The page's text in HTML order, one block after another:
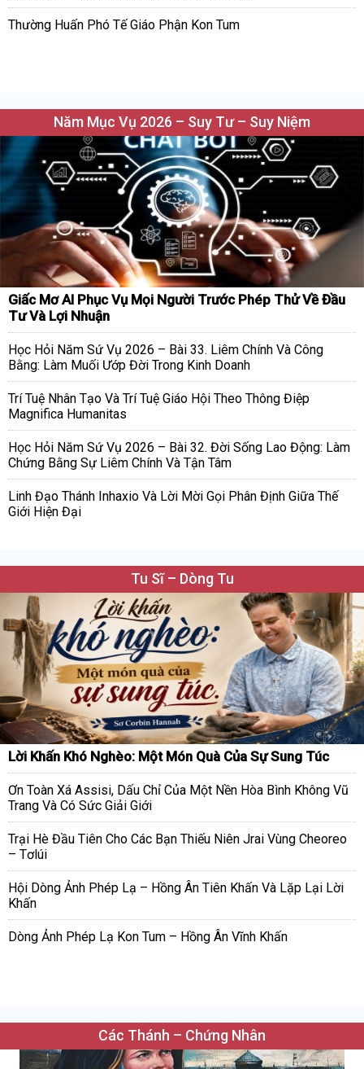
Thường Huấn Phó Tế Giáo Phận Kon Tum
Năm Mục Vụ 2026 – Suy Tư – Suy Niệm
Giấc Mơ AI Phục Vụ Mọi Người Trước Phép Thử Về Đầu
Tư Và Lợi Nhuận
Học Hỏi Năm Sứ Vụ 2026 – Bài 33. Liêm Chính Và Công
Bằng: Làm Muối Ướp Đời Trong Kinh Doanh
Trí Tuệ Nhân Tạo Và Trí Tuệ Giáo Hội Theo Thông Điệp
Magnifica Humanitas
Học Hỏi Năm Sứ Vụ 2026 – Bài 32. Đời Sống Lao Động: Làm
Chứng Bằng Sự Liêm Chính Và Tận Tâm
Linh Đạo Thánh Inhaxio Và Lời Mời Gọi Phân Định Giữa Thế
Giới Hiện Đại
Tu Sĩ – Dòng Tu
Lời Khấn Khó Nghèo: Một Món Quà Của Sự Sung Túc
Ơn Toàn Xá Assisi, Dấu Chỉ Của Một Nền Hòa Bình Không Vũ
Trang Và Có Sức Giải Giới
Trại Hè Đầu Tiên Cho Các Bạn Thiếu Niên Jrai Vùng Cheoreo
– Tơlúi
Hội Dòng Ảnh Phép Lạ – Hồng Ân Tiên Khấn Và Lặp Lại Lời
Khấn
Dòng Ảnh Phép Lạ Kon Tum – Hồng Ân Vĩnh Khấn
Các Thánh – Chứng Nhân